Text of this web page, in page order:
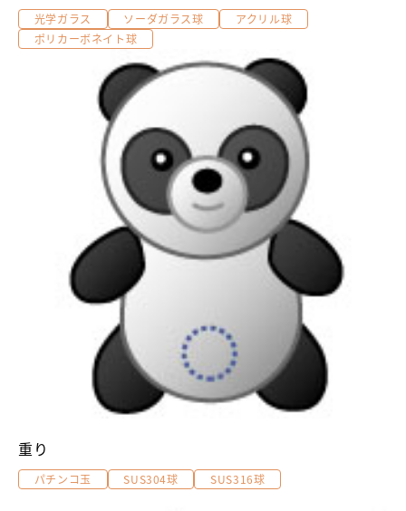
光学ガラス ソーダガラス球
アクリル球
ポリカーボネイト球
重り
パチンコ玉 SUS304球 SUS316球